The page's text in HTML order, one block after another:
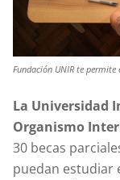
Fundación UNIR te
La Universidad
Organismo
30 becas
puedan estudiar